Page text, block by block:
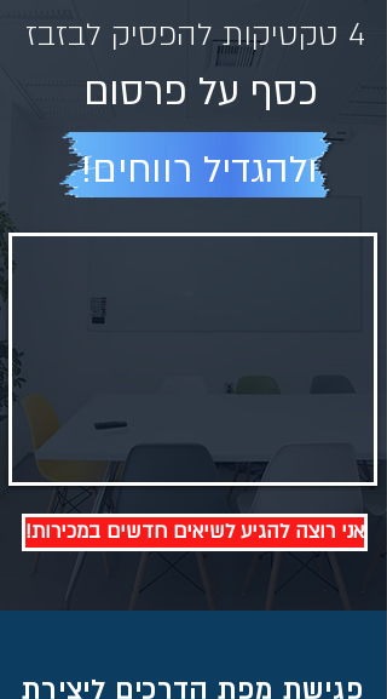
4 טקטיקות להפסיק לבזבז
כסף על פרסום
!ולהגדיל רווחים
!אני רוצה להגיע לשיאים חדשים במכירות
פגישת מפת הדרכים ליצירת